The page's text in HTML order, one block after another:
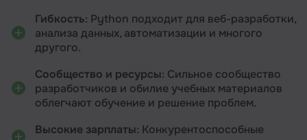
Гибкость: Python подходит для веб-разработки,
анализа данных, автоматизации и многого
другого.
Сообщество и ресурсы: Сильное сообщество
разработчиков и обилие учебных материалов
облегчают обучение и решение проблем.
Высокие зарплаты: Конкурентоспособные